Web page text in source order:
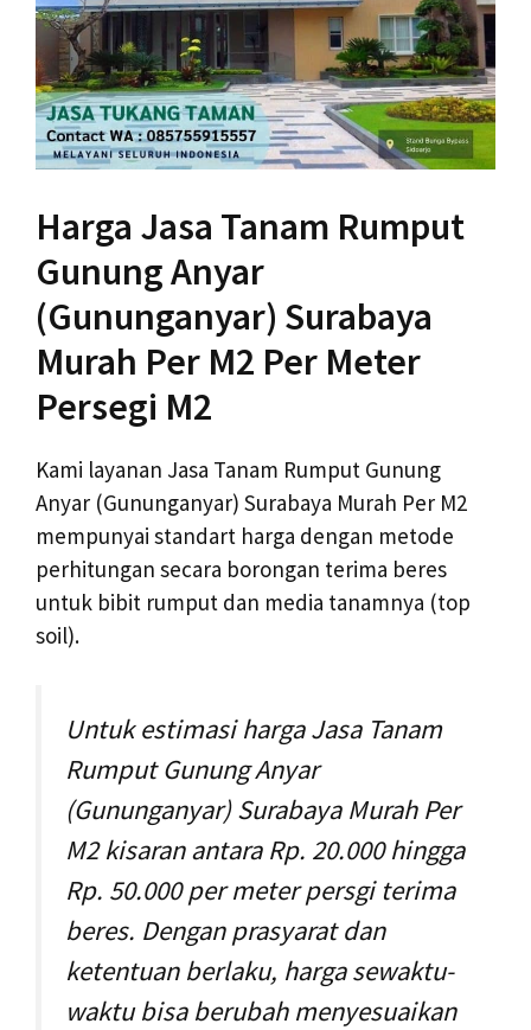
Harga Jasa Tanam Rumput
Gunung Anyar
(Gununganyar) Surabaya
Murah Per M2 Per Meter
Persegi M2
Kami layanan Jasa Tanam Rumput Gunung
Anyar (Gununganyar) Surabaya Murah Per M2
mempunyai standart harga dengan metode
perhitungan secara borongan terima beres
untuk bibit rumput dan media tanamnya (top
soil).
Untuk estimasi harga Jasa Tanam
Rumput Gunung Anyar
(Gununganyar) Surabaya Murah Per
M2 kisaran antara Rp. 20.000 hingga
Rp. 50.000 per meter persgi terima
beres. Dengan prasyarat dan
ketentuan berlaku, harga sewaktu-
waktu bisa berubah menyesuaikan